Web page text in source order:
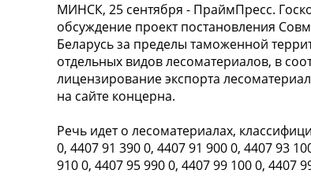
МИНСК, 25 сентября - ПраймПресс.
обсуждение проект постановления
Беларусь за пределы таможенной
отдельных видов лесоматериалов, в
лицензирование экспорта
на сайте концерна.
Речь идет о лесоматериалах,
0, 4407 91 390 0, 4407 91 900 0, 4407 93
910 0, 4407 95 990 0, 4407 99 100 0, 4407